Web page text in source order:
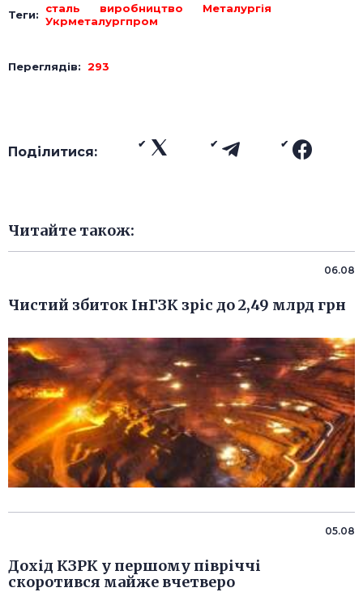
Теги: сталь виробництво
Металургія
Укрметалургпром
Переглядів: 293
Поділитися:
Читайте також:
06.08
Чистий збиток ІнГЗК зріс до 2,49 млрд грн
05.08
Дохід КЗРК у першому півріччі
скоротився майже вчетверо